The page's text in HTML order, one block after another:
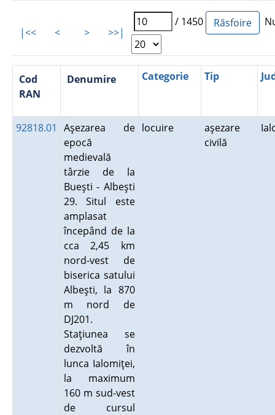
|<< < > >>|
/ 1450
Cod
RAN
Denumire Categorie Tip
92818.01
Aşezarea de
epocă
medievală
târzie de la
Bueşti - Albeşti
29. Situl este
amplasat
începând de la
cca 2,45 km
nord-vest de
biserica satului
Albeşti, la 870
m nord de
DJ201.
Staţiunea se
dezvoltă în
lunca Ialomiţei,
la maximum
160 m sud-vest
de cursul
locuire
aşezare
civilă